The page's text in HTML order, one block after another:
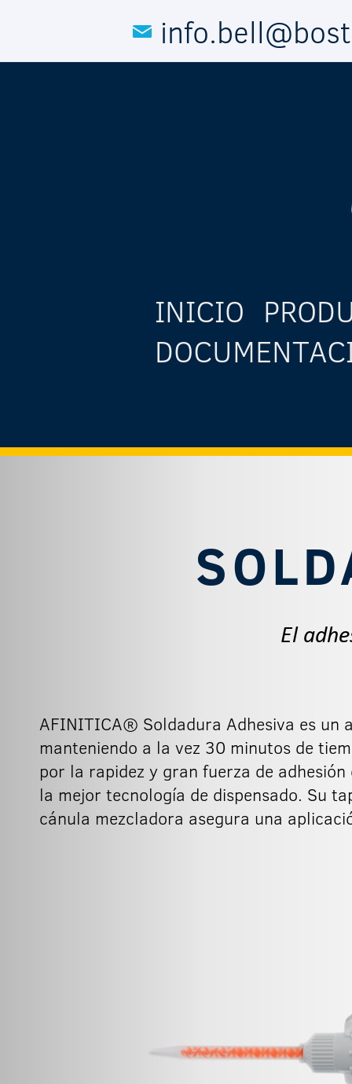
INICIO
El
AFINITICA® Soldadura Adhesiva es un
manteniendo a la vez 30 minutos de
por la rapidez y gran fuerza de
la mejor tecnología de dispensado. Su
cánula mezcladora asegura una